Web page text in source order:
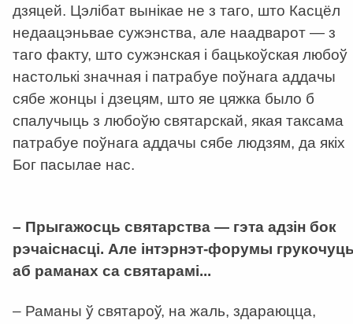
дзяцей. Цэлібат вынікае не з таго, што Касцёл
недаацэньвае сужэнства, але наадварот — з
таго факту, што сужэнская і бацькоўская любоў
настолькі значная і патрабуе поўнага аддачы
сябе жонцы і дзецям, што яе цяжка было б
спалучыць з любоўю святарскай, якая таксама
патрабуе поўнага аддачы сябе людзям, да якіх
Бог пасылае нас.
– Прыгажосць святарства — гэта адзін бок
рэчаіснасці. Але інтэрнэт-форумы
аб раманах са святарамі...
– Раманы ў святароў, на жаль, здараюцца,